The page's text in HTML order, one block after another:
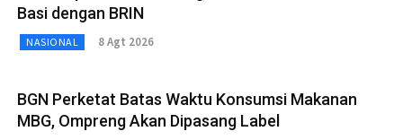
Basi dengan BRIN
NASIONAL 8 Agt 2026
BGN Perketat Batas Waktu Konsumsi Makanan
MBG, Ompreng Akan Dipasang Label